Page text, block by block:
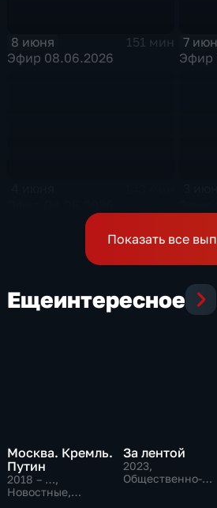
8 июня
151 мин
Эфир 08.06.2026
7
Эфир
Показать все
Ещеинтересное
Москва. Кремль.
Путин
2018 – …,
Новостные,
За лентой
2023,
Общественно-